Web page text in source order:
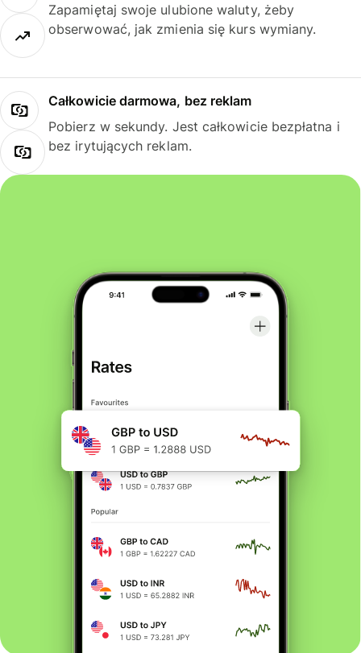
Zapamiętaj swoje ulubione waluty, żeby
obserwować, jak zmienia się kurs wymiany.
Całkowicie darmowa, bez reklam
Pobierz w sekundy. Jest całkowicie bezpłatna i
bez irytujących reklam.